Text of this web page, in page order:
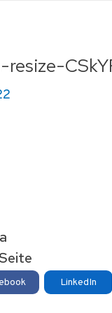
LinkedIn